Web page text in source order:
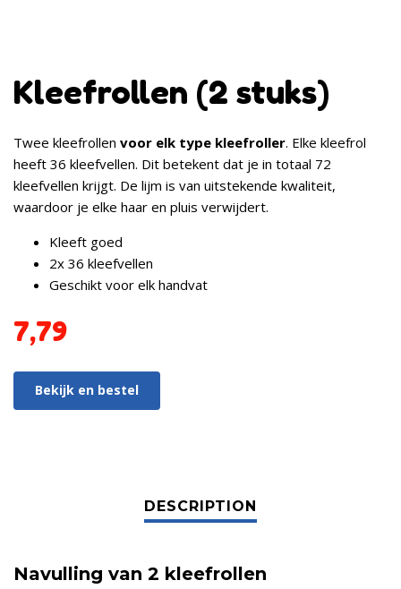
Kleefrollen (2 stuks)
Twee kleefrollen voor elk type kleefroller. Elke kleefrol
heeft 36 kleefvellen. Dit betekent dat je in totaal 72
kleefvellen krijgt. De lijm is van uitstekende kwaliteit,
waardoor je elke haar en pluis verwijdert.
Kleeft goed
2x 36 kleefvellen
Geschikt voor elk handvat
7,79
Bekijk en bestel
Navulling van 2 kleefrollen